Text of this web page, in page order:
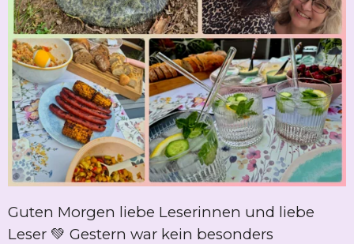
Guten Morgen liebe Leserinnen und liebe
Leser 💚 Gestern war kein besonders